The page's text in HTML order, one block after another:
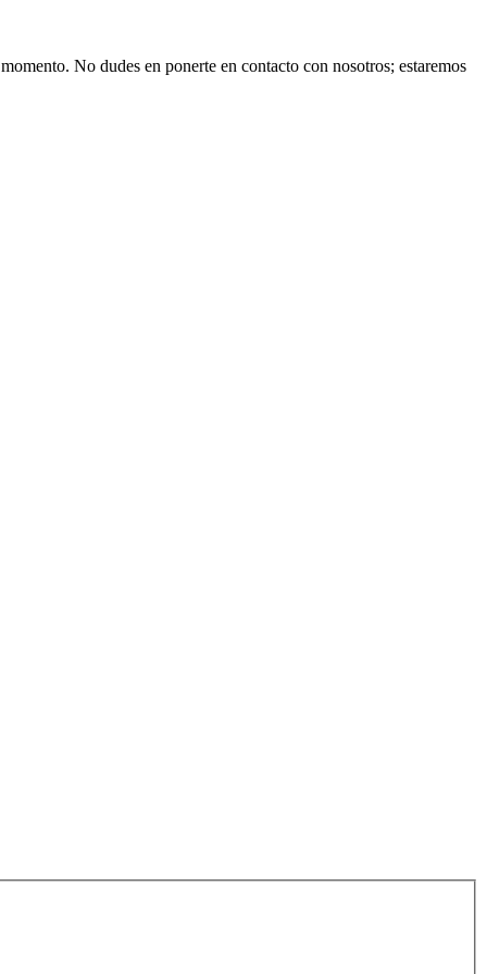
No dudes en ponerte en contacto con nosotros; estaremos